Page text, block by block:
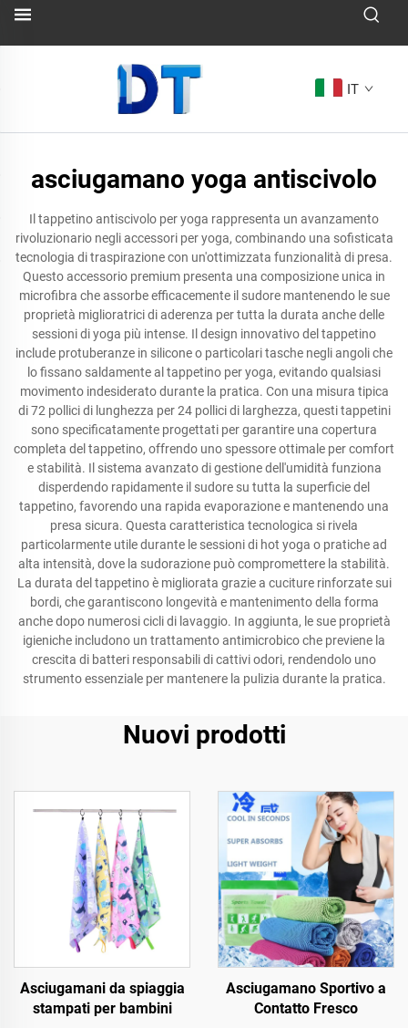
IT
asciugamano yoga antiscivolo
Il tappetino antiscivolo per yoga rappresenta un avanzamento
rivoluzionario negli accessori per yoga, combinando una sofisticata
tecnologia di traspirazione con un'ottimizzata funzionalità di presa.
Questo accessorio premium presenta una composizione unica in
microfibra che assorbe efficacemente il sudore mantenendo le sue
proprietà miglioratrici di aderenza per tutta la durata anche delle
sessioni di yoga più intense. Il design innovativo del tappetino
include protuberanze in silicone o particolari tasche negli angoli che
lo fissano saldamente al tappetino per yoga, evitando qualsiasi
movimento indesiderato durante la pratica. Con una misura tipica
di 72 pollici di lunghezza per 24 pollici di larghezza, questi tappetini
sono specificatamente progettati per garantire una copertura
completa del tappetino, offrendo uno spessore ottimale per comfort
e stabilità. Il sistema avanzato di gestione dell'umidità funziona
disperdendo rapidamente il sudore su tutta la superficie del
tappetino, favorendo una rapida evaporazione e mantenendo una
presa sicura. Questa caratteristica tecnologica si rivela
particolarmente utile durante le sessioni di hot yoga o pratiche ad
alta intensità, dove la sudorazione può compromettere la stabilità.
La durata del tappetino è migliorata grazie a cuciture rinforzate sui
bordi, che garantiscono longevità e mantenimento della forma
anche dopo numerosi cicli di lavaggio. In aggiunta, le sue proprietà
igieniche includono un trattamento antimicrobico che previene la
crescita di batteri responsabili di cattivi odori, rendendolo uno
strumento essenziale per mantenere la pulizia durante la pratica.
Nuovi prodotti
Asciugamani da spiaggia
stampati per bambini
Asciugamano Sportivo a
Contatto Fresco